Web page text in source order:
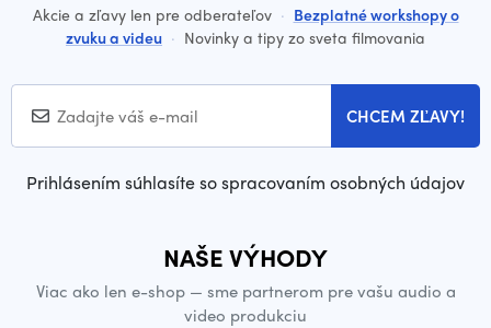
Akcie a zľavy len pre odberateľov · Bezplatné workshopy o
zvuku a videu · Novinky a tipy zo sveta filmovania
CHCEM ZĽAVY!
Prihlásením súhlasíte so spracovaním osobných údajov
NAŠE VÝHODY
Viac ako len e-shop — sme partnerom pre vašu audio a
video produkciu